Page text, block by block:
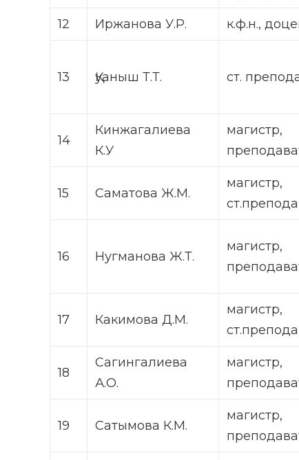
12 Иржанова У.Р. к.ф.н.,
13 Қуаныш Т.Т. ст.
14
Кинжагалиева
К.У
15 Саматова Ж.М.
магистр,
16 Нугманова Ж.Т.
17 Какимова Д.М.
магистр,
18
Сагингалиева
А.О.
19 Сатымова К.М.